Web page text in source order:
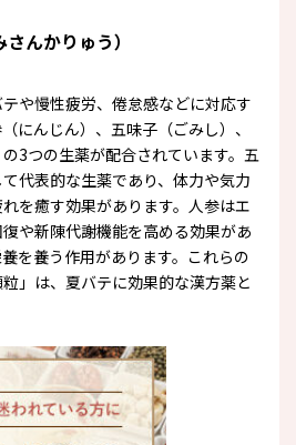
んかりゅう）
テや慢性疲労、倦怠感などに対応す
にんじん）、五味子（ごみし）、
3つの生薬が配合されています。五
代表的な生薬であり、体力や気力
を癒す効果があります。人参はエ
や新陳代謝機能を高める効果があ
を養う作用があります。これらの
」は、夏バテに効果的な漢方薬と